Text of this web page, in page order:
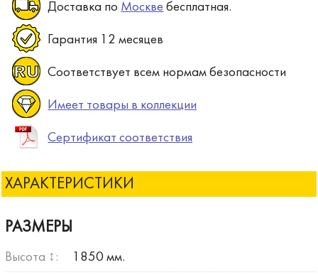
Доставка по Москве бесплатная.
Гарантия 12 месяцев
Соответствует всем нормам безопасности
Имеет товары в коллекции
Сертификат соответствия
ХАРАКТЕРИСТИКИ
РАЗМЕРЫ
Высота ↕: 1850 мм.